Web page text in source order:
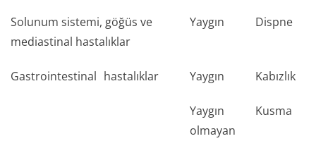
Solunum sistemi, göğüs ve
mediastinal hastalıklar
Yaygın Dispne
Gastrointestinal hastalıklar Yaygın Kabızlık
Yaygın
olmayan
Kusma